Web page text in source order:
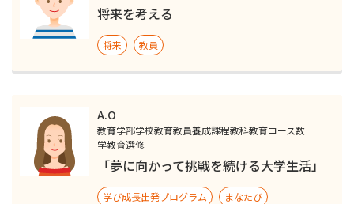
将来を考える
将来 教員
A.O
教育学部学校教育教員養成課程教科教育コース数
学教育選修
「夢に向かって挑戦を続ける大学生活」
学び成長出発プログラム まなたび